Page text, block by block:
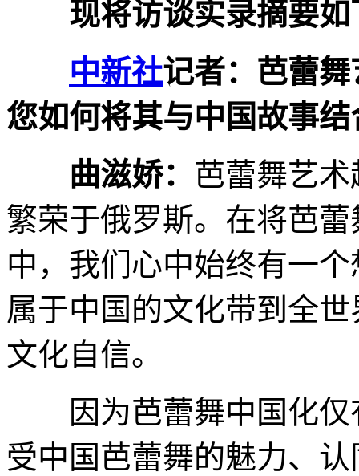
现将访谈实录摘要如
中新社记者：芭蕾
您如何将其与中国故事
曲滋娇： 芭蕾舞艺
繁荣于俄罗斯。在将芭
中，我们心中始终有一
属于中国的文化带到全
文化自信。
因为芭蕾舞中国化仅
受中国芭蕾舞的魅力、